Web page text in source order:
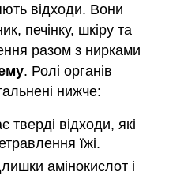
відходи. Вони
печінку, шкіру та
разом з нирками
. Ролі органів
нижче:
тверді відходи, які
їжі.
амінокислот і